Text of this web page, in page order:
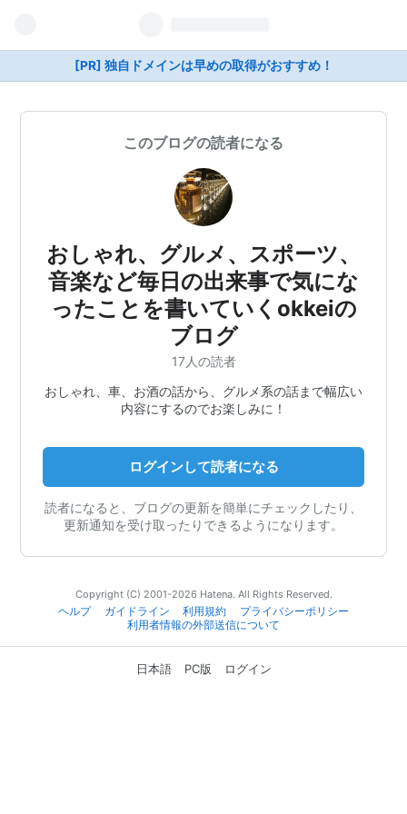
[PR] 独自ドメインは早めの取得がおすすめ！
このブログの読者になる
おしゃれ、グルメ、スポーツ、
音楽など毎日の出来事で気にな
ったことを書いていくokkeiの
ブログ
17人の読者
おしゃれ、車、お酒の話から、グルメ系の話まで幅広い
内容にするのでお楽しみに！
ログインして読者になる
読者になると、ブログの更新を簡単にチェックしたり、
更新通知を受け取ったりできるようになります。
Copyright (C) 2001-2026 Hatena. All Rights Reserved.
ヘルプ
ガイドライン 利用規約
プライバシーポリシー
利用者情報の外部送信について
日本語 PC版 ログイン